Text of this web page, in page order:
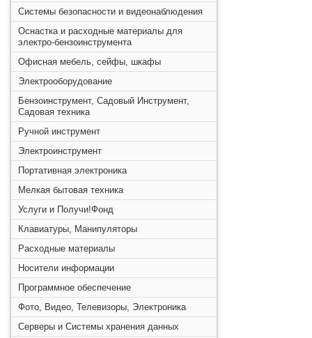
Системы безопасности и видеонаблюдения
Оснастка и расходные материалы для
электро-бензоинструмента
Офисная мебель, сейфы, шкафы
Электрооборудование
Бензоинструмент, Садовый Инструмент,
Садовая техника
Ручной инструмент
Электроинструмент
Портативная электроника
Мелкая бытовая техника
Услуги и Получи!Фонд
Клавиатуры, Манипуляторы
Расходные материалы
Носители информации
Программное обеспечение
Фото, Видео, Телевизоры, Электроника
Серверы и Системы хранения данных